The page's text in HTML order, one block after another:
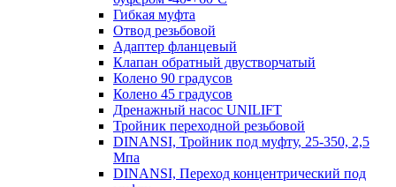
Гибкая муфта
Отвод резьбовой
Адаптер фланцевый
Клапан обратный двустворчатый
Колено 90 градусов
Колено 45 градусов
Дренажный насос UNILIFT
Тройник переходной резьбовой
DINANSI, Тройник под муфту, 25-350, 2,5
Мпа
DINANSI, Переход концентрический под